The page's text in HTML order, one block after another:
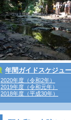
年間ガイドスケジュ
2020年度（令和2年）
2019年度（令和元年）
2018年度（平成30年）